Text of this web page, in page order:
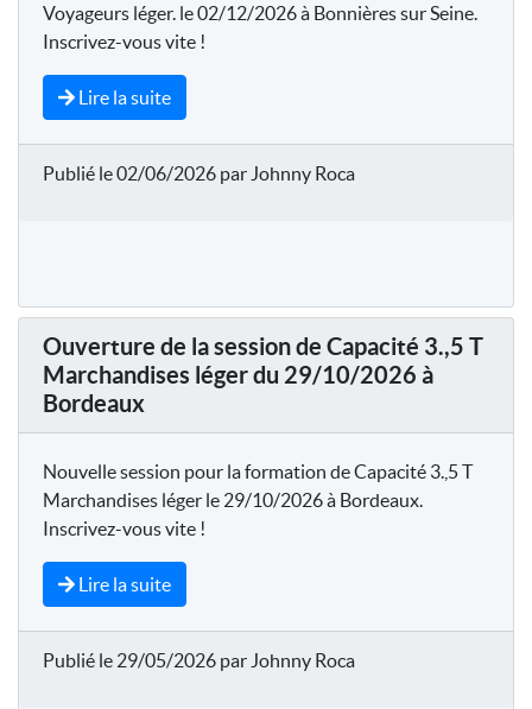
Voyageurs léger. le 02/12/2026 à Bonnières sur Seine.
Inscrivez-vous vite !
Lire la suite
Publié le 02/06/2026 par Johnny Roca
Ouverture de la session de Capacité 3.,5 T
Marchandises léger du 29/10/2026 à
Bordeaux
Nouvelle session pour la formation de Capacité 3.,5 T
Marchandises léger le 29/10/2026 à Bordeaux.
Inscrivez-vous vite !
Lire la suite
Publié le 29/05/2026 par Johnny Roca